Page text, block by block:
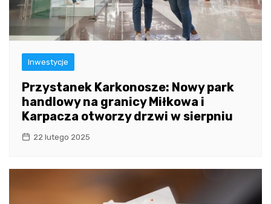
Inwestycje
Przystanek Karkonosze: Nowy park
handlowy na granicy Miłkowa i
Karpacza otworzy drzwi w sierpniu
22 lutego 2025